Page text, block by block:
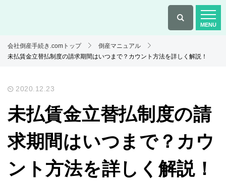
会社倒産手続き.comトップ
倒産マニュアル
未払賃金立替払制度の請求期間はいつまで？カウント方法を詳しく解説！
2020.12.23
未払賃金立替払制度の請
求期間はいつまで？カウ
ント方法を詳しく解説！